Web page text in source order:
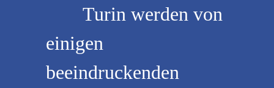
Turin werden von
einigen
beeindruckenden